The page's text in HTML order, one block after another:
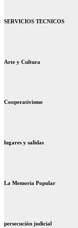
SERVICIOS TECNICOS
Arte y Cultura
Cooperativismo
lugares y salidas
La Memoria Popular
persecución judicial